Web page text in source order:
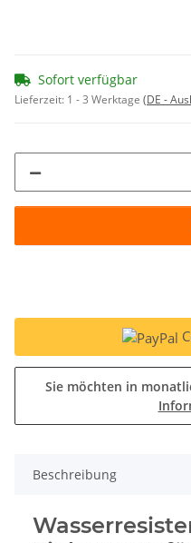
Sofort verfügbar
Lieferzeit: 1 - 3 Werktage (DE -
Sie möchten in
Beschreibung